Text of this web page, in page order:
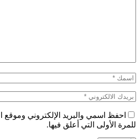
احفظ اسمي والبريد الإلكتروني
للمرة الأولى التي أعلق فيها.